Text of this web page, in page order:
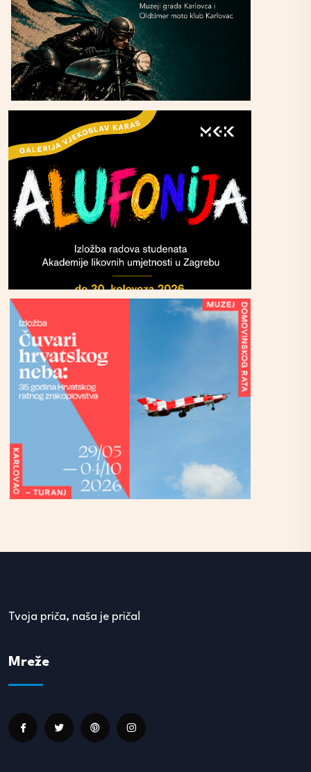
Tvoja priča, naša je priča!
Mreže